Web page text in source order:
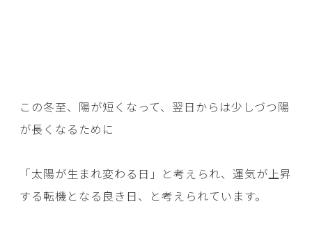
この冬至、陽が短くなって、翌日からは少しづつ陽
が長くなるために
「太陽が生まれ変わる日」と考えられ、運気が上昇
する転機となる良き日、と考えられています。